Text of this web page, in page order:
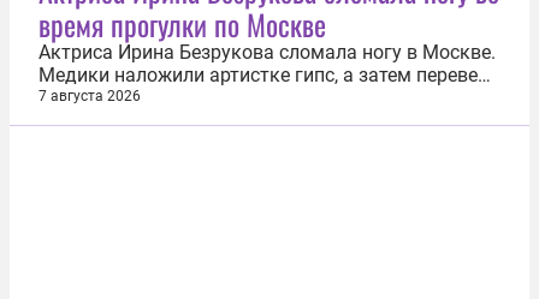
около 3-го этажа. В кабине...
время прогулки по Москве
Актриса Ирина Безрукова сломала ногу в Москве.
Медики наложили артистке гипс, а затем перевели
на ортез. Об этом 7 августа сообщило издание
«СтарХит». Несчастный случай произошел с
7 августа 2026